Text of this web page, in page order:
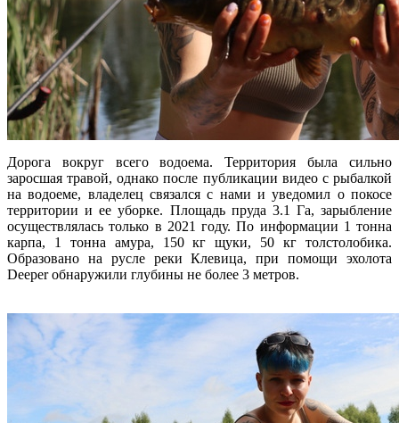
Дорога вокруг всего водоема. Территория была сильно
заросшая травой, однако после публикации видео с рыбалкой
на водоеме, владелец связался с нами и уведомил о покосе
территории и ее уборке. Площадь пруда 3.1 Га, зарыбление
осуществлялась только в 2021 году. По информации 1 тонна
карпа, 1 тонна амура, 150 кг щуки, 50 кг толстолобика.
Образовано на русле реки Клевица, при помощи эхолота
Deeper обнаружили глубины не более 3 метров.